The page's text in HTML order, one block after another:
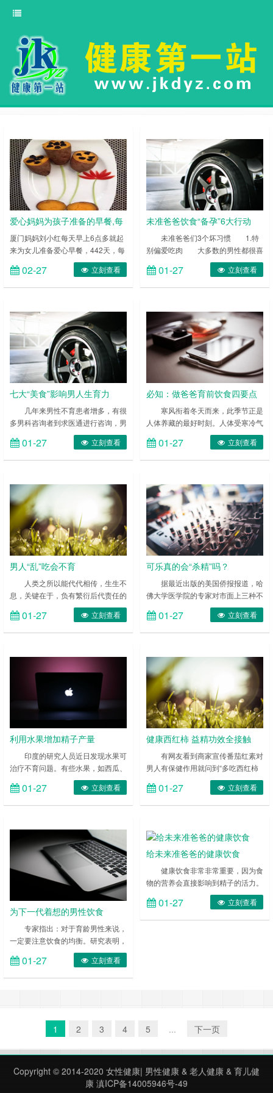
爱心妈妈为孩子准备的早餐,每
天不同样,满满的爱
厦门妈妈刘小红每天早上6点多就起
来为女儿准备爱心早餐，442天，每
天都不一样。 刘小红的女儿萌萌今
年9岁，上小学后学校没有了点心，
怕她肚子饿，原本讨厌下厨的刘小红
也只是准备清粥小菜，但是却并不满
意。她开始上网搜索别人都是怎么做
爱心早餐的，这一查发现学问可真
大。 “原来早上才是吃蔬菜、水果的
最佳时间，更有意思的是原来水
果……
02-27 立刻查看
未准爸爸饮食“备孕”6大行动
未准爸爸们3个坏习惯 1.特
别偏爱吃肉 大多数的男性都很喜
欢吃肉，很容易摄入过量高蛋白，蛋
白质虽然是生成精子的重要原材料，
但如果维生素摄取不足，这就会使受
喜欢就放开了吃，要想孕育健康宝贝
吃肉要适量。 ……
01-27 立刻查看
七大“美食”影响男人生育力
几年来男性不育患者增多，有很
多男科咨询者到求医通进行咨询，男
性不育有哪些原因，吃哪些食物会影
响男性生育，究其原因，各种社会和
环境因素的作用在所难免，但饮食习
在不知不觉中吃下很多杀精食物，影
响了精子质量。 ……
01-27 立刻查看
必知：做爸爸育前饮食四要点
寒风衔着冬天而来，此季节正是
人体养藏的最好时刻。人体受寒冷气
温的影响，各项生理功能和食欲等均
会发生变化。准备生育的准爸爸必须
知道这4个育前饮食要点。 ……
01-27 立刻查看
男人“乱”吃会不育
人类之所以能代代相传，生生不
息，关键在于，负有繁衍后代责任的
男女们有正常的生育能力。否则，只
能靠人工授精或其它方式来繁衍后代
了。因此，怎样保证男女们有正常生
01-27 立刻查看
可乐真的会“杀精”吗？
据最近出版的美国侨报报道，哈
佛大学医学院的专家对市面上三种不
同配方的可乐饮料，进行杀伤精子的
试验后得出结论：新婚男子饮用可乐
型饮料，精子会直接遭到杀伤. ……
01-27 立刻查看
利用水果增加精子产量
印度的研究人员近日发现水果可
治疗不育问题。有些水果，如西瓜、
葡萄、番茄和某些贝壳类动物体内发
现的番茄红素，可以增加不育男性的
精子数量。 ……
01-27 立刻查看
健康西红柿 益精功效全接触
有网友看到商家宣传番茄红素对
男人有保健作用就问到“多吃西红柿
01-27 立刻查看
为下一代着想的男性饮食
专家指出：对于育龄男性来说，
一定要注意饮食的均衡。研究表明，
男性的饮食对孩子将来的健康异常重
要。 多年来，医学专家对男性饮食
对未来孩子有何影响的研究报道并不
饮食对孩子将来的健康也同样非常重
01-27 立刻查看
给未来准爸爸的健康饮食
健康饮食非常非常重要，因为食
物的营养会直接影响到精子的活力。
研究显示，不良饮食习惯，比如酗
酒，会降低精子的质量和数量，从而
使受孕变得更困难。另外，由于男性
01-27 立刻查看
1 2 3 4 5 ... 下一页
Copyright © 2014-2020 女性健康| 男性健康 & 老人健康 & 育儿健
康 滇ICP备14005946号-49